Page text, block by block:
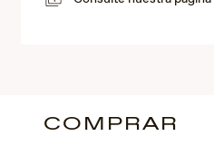
COMPRAR